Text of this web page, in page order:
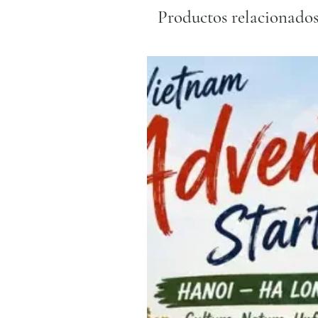
Productos relacionados